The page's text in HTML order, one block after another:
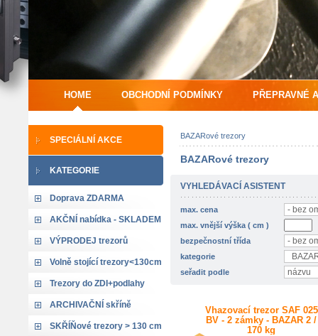
HOME OBCHODNÍ PODMÍNKY PŘEPRAVNÉ
SPECIÁLNÍ AKCE
KATEGORIE
Doprava ZDARMA
AKČNÍ nabídka - SKLADEM
VÝPRODEJ trezorů
Volně stojící trezory<130cm
Trezory do ZDI+podlahy
ARCHIVAČNÍ skříně
SKŘÍŇové trezory > 130 cm
BAZARové trezory
BAZARové trezory
VYHLEDÁVACÍ ASISTENT
max. cena
max. vnější výška ( cm )
bezpečnostní třída
kategorie
seřadit podle
Vhazovací trezor SAF 025
BV - 2 zámky - BAZAR 2 /
170 kg